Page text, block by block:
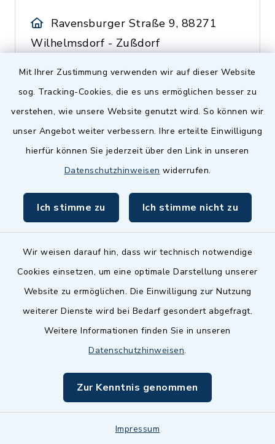
Mit Ihrer Zustimmung verwenden wir auf dieser Website
sog. Tracking-Cookies, die es uns ermöglichen besser zu
verstehen, wie unsere Website genutzt wird. So können wir
unser Angebot weiter verbessern. Ihre erteilte Einwilligung
hierfür können Sie jederzeit über den Link in unseren
Datenschutzhinweisen widerrufen.
Ich stimme zu Ich stimme nicht zu
Wir weisen darauf hin, dass wir technisch notwendige
Cookies einsetzen, um eine optimale Darstellung unserer
Website zu ermöglichen. Die Einwilligung zur Nutzung
weiterer Dienste wird bei Bedarf gesondert abgefragt.
Weitere Informationen finden Sie in unseren
Datenschutzhinweisen.
Zur Kenntnis genommen
Impressum
Ravensburger Straße 9, 88271
Wilhelmsdorf - Zußdorf
Lehmann Michael
0160 7134850
Deutsche
Vermögensberatung
Hauptgeschäftsstelle
- Gerhard Fischer
Rotäcker 14, 88271
Wilhelmsdorf
Fischer Gerhard
07503 9167310
Deutsche
Vermögensberatung
Hauptgeschäftsstelle